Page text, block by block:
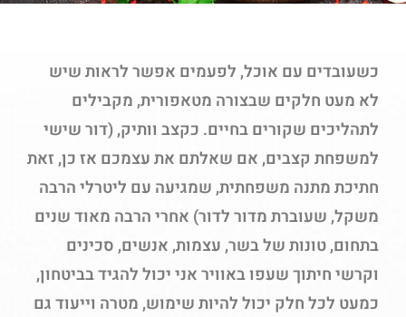
כשעובדים עם אוכל, לפעמים אפשר לראות שיש
לא מעט חלקים שבצורה מטאפורית, מקבילים
לתהליכים שקורים בחיים. כקצב וותיק, (דור שישי
למשפחת קצבים, אם שאלתם את עצמכם אז כן, זאת
חתיכת מתנה משפחתית, שמגיעה עם ליטרלי הרבה
משקל, שעוברת מדור לדור) אחרי הרבה מאוד שנים
בתחום, טונות של בשר, עצמות, אנשים, סכינים
וקרשי חיתוך שעפו באוויר אני יכול להגיד בביטחון,
כמעט לכל חלק יכול להיות שימוש, מטרה וייעוד גם